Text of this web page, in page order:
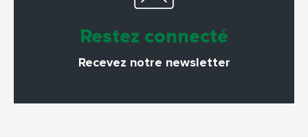
Restez connecté
Recevez notre newsletter